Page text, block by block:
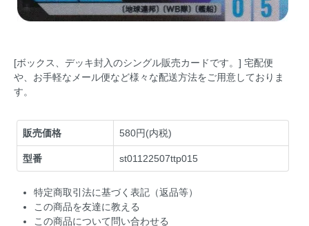
[ボックス、デッキ封入のシングル販売カードです。] 宅配便
や、お手軽なメール便など様々な配送方法をご用意しておりま
す。
販売価格 580円(内税)
型番 st01122507ttp015
特定商取引法に基づく表記（返品等）
この商品を友達に教える
この商品について問い合わせる